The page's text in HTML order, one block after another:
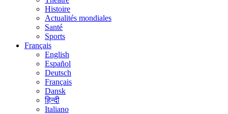
Histoire
Actualités mondiales
Santé
Sports
Français
English
Español
Deutsch
Français
Dansk
हिन्दी
Italiano